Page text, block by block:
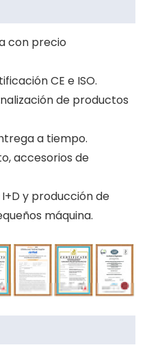
con precio
CE e ISO.
de productos
a tiempo.
accesorios de
y producción de
máquina.